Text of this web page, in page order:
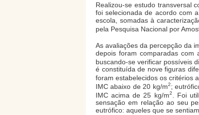
Realizou-se estudo transversal
foi selecionada de acordo com
escola, somadas à
pela Pesquisa Nacional por
As avaliações da percepção da
depois foram comparadas com
buscando-se verificar possíveis
é constituída de nove figuras
foram estabelecidos os critérios
IMC abaixo de 20 kg/m2;
IMC acima de 25 kg/m2
. Foi
sensação em relação ao seu
eutrófico: aqueles que se